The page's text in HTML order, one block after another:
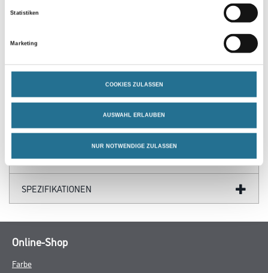
Statistiken
Marketing
COOKIES ZULASSEN
AUSWAHL ERLAUBEN
NUR NOTWENDIGE ZULASSEN
ZUSATZINFOS
GEFAHRENHINWEISE
SPEZIFIKATIONEN
Online-Shop
Farbe